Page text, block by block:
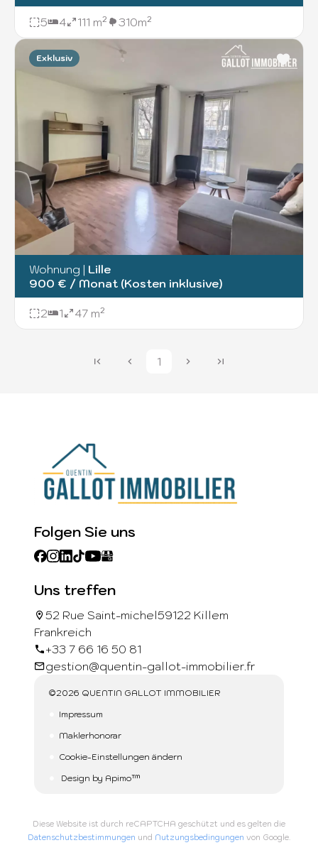
5 4 111 m² 310m²
Exklusiv
Wohnung | Lille
900 € / Monat (Kosten inklusive)
2 1 47 m²
1
Folgen Sie uns
Uns treffen
52 Rue Saint-michel59122 Killem
Frankreich
+33 7 66 16 50 81
gestion@quentin-gallot-immobilier.fr
©2026 QUENTIN GALLOT IMMOBILIER
Impressum
Maklerhonorar
Cookie-Einstellungen ändern
Design by Apimo™
Diese Website ist durch reCAPTCHA geschützt und es gelten die
Datenschutzbestimmungen und Nutzungsbedingungen von Google.